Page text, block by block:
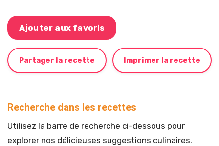
Ajouter aux favoris
Partager la recette Imprimer la recette
Recherche dans les recettes
Utilisez la barre de recherche ci-dessous pour
explorer nos délicieuses suggestions culinaires.